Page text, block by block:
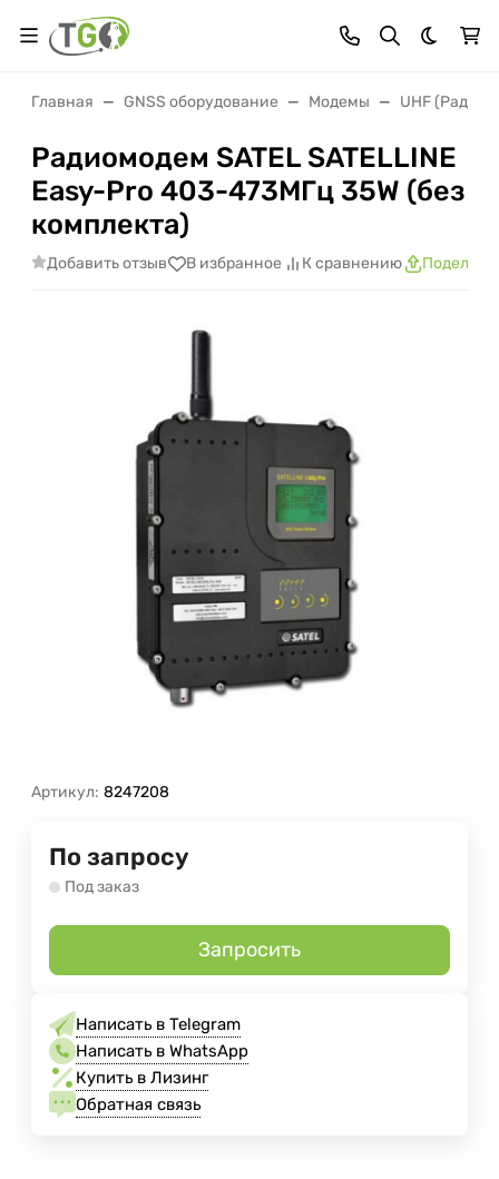
Темная
Главная GNSS оборудование Модемы UHF (Радио)
Радиомодем SATEL SATELLINE
Easy-Pro 403-473МГц 35W (без
комплекта)
Добавить отзыв В избранное К сравнению
Артикул: 8247208
По запросу
Под заказ
Запросить
Написать в Telegram
Написать в WhatsApp
Купить в Лизинг
Обратная связь